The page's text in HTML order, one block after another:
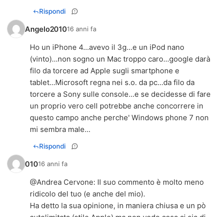
Rispondi
Angelo201016 anni fa
Ho un iPhone 4...avevo il 3g...e un iPod nano
(vinto)...non sogno un Mac troppo caro...google darà
filo da torcere ad Apple sugli smartphone e
tablet...Microsoft regna nei s.o. da pc...da filo da
torcere a Sony sulle console...e se decidesse di fare
un proprio vero cell potrebbe anche concorrere in
questo campo anche perche' Windows phone 7 non
mi sembra male...
Rispondi
01016 anni fa
@Andrea Cervone: Il suo commento è molto meno
ridicolo del tuo (e anche del mio).
Ha detto la sua opinione, in maniera chiusa e un pò